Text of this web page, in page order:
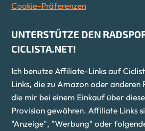
Cookie-Präferenzen
UNTERSTÜTZE DEN
CICLISTA.NET!
Ich benutze Affiliate-Links auf
Links, die zu Amazon oder anderen
die mir bei einem Einkauf über
Provision gewähren. Affiliate Links
"Anzeige", "Werbung" oder